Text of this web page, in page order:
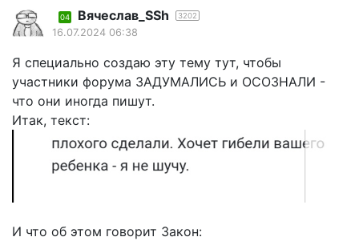
04 Вячеслав_SSh 3202
16.07.2024 06:38
Я специально создаю эту тему тут, чтобы
участники форума ЗАДУМАЛИСЬ и ОСОЗНАЛИ -
что они иногда пишут.
Итак, текст:
И что об этом говорит Закон: